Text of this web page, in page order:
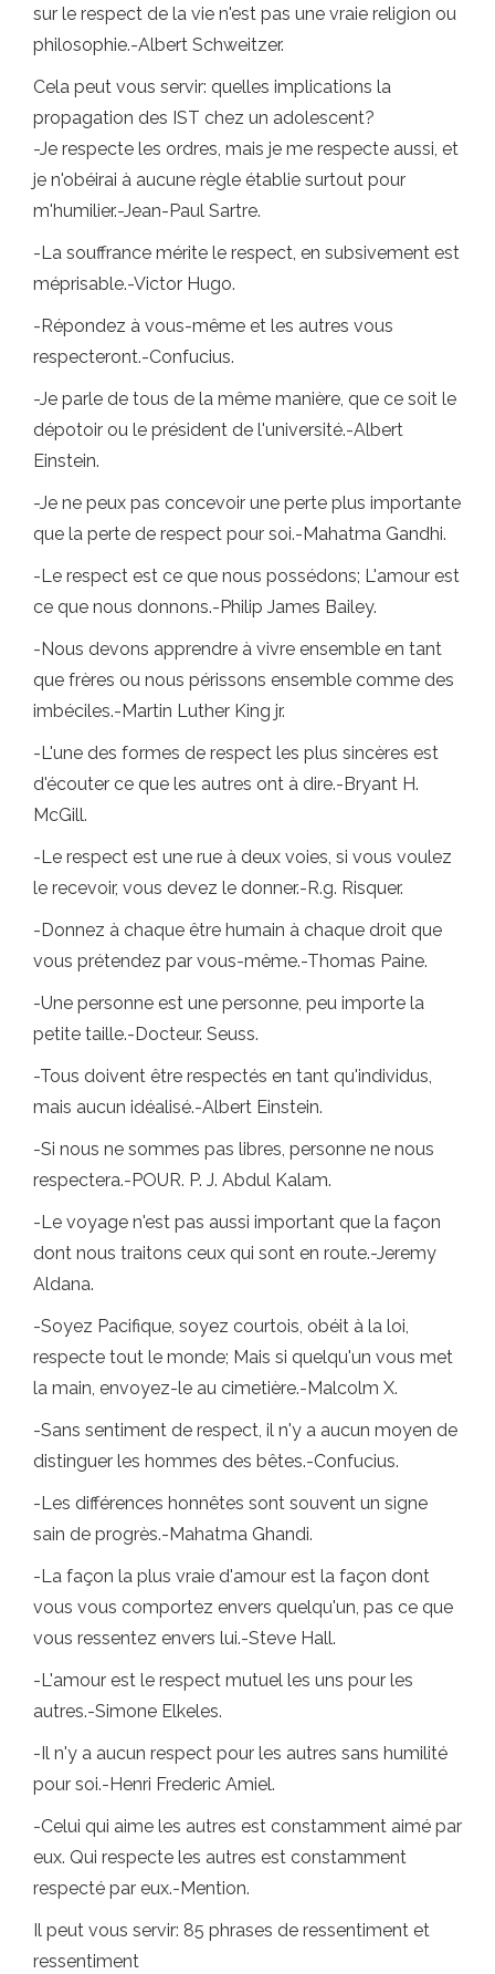
sur le respect de la vie n'est pas une vraie religion ou
philosophie.-Albert Schweitzer.
Cela peut vous servir: quelles implications la
propagation des IST chez un adolescent?
-Je respecte les ordres, mais je me respecte aussi, et
je n'obéirai à aucune règle établie surtout pour
m'humilier.-Jean-Paul Sartre.
-La souffrance mérite le respect, en subsivement est
méprisable.-Victor Hugo.
-Répondez à vous-même et les autres vous
respecteront.-Confucius.
-Je parle de tous de la même manière, que ce soit le
dépotoir ou le président de l'université.-Albert
Einstein.
-Je ne peux pas concevoir une perte plus importante
que la perte de respect pour soi.-Mahatma Gandhi.
-Le respect est ce que nous possédons; L'amour est
ce que nous donnons.-Philip James Bailey.
-Nous devons apprendre à vivre ensemble en tant
que frères ou nous périssons ensemble comme des
imbéciles.-Martin Luther King jr.
-L'une des formes de respect les plus sincères est
d'écouter ce que les autres ont à dire.-Bryant H.
McGill.
-Le respect est une rue à deux voies, si vous voulez
le recevoir, vous devez le donner.-R.g. Risquer.
-Donnez à chaque être humain à chaque droit que
vous prétendez par vous-même.-Thomas Paine.
-Une personne est une personne, peu importe la
petite taille.-Docteur. Seuss.
-Tous doivent être respectés en tant qu'individus,
mais aucun idéalisé.-Albert Einstein.
-Si nous ne sommes pas libres, personne ne nous
respectera.-POUR. P. J. Abdul Kalam.
-Le voyage n'est pas aussi important que la façon
dont nous traitons ceux qui sont en route.-Jeremy
Aldana.
-Soyez Pacifique, soyez courtois, obéit à la loi,
respecte tout le monde; Mais si quelqu'un vous met
la main, envoyez-le au cimetière.-Malcolm X.
-Sans sentiment de respect, il n'y a aucun moyen de
distinguer les hommes des bêtes.-Confucius.
-Les différences honnêtes sont souvent un signe
sain de progrès.-Mahatma Ghandi.
-La façon la plus vraie d'amour est la façon dont
vous vous comportez envers quelqu'un, pas ce que
vous ressentez envers lui.-Steve Hall.
-L'amour est le respect mutuel les uns pour les
autres.-Simone Elkeles.
-Il n'y a aucun respect pour les autres sans humilité
pour soi.-Henri Frederic Amiel.
-Celui qui aime les autres est constamment aimé par
eux. Qui respecte les autres est constamment
respecté par eux.-Mention.
Il peut vous servir: 85 phrases de ressentiment et
ressentiment